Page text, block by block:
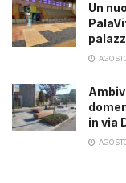
Un
in via